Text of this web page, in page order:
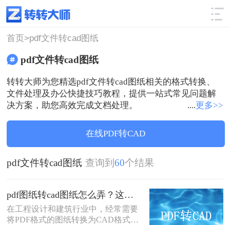
使用技巧 筛选
首页>pdf文件转cad图纸
pdf文件转cad图纸
转转大师为您精选pdf文件转cad图纸相关的格式转换、
文件处理及办公快捷技巧教程，提供一站式常见问题解
决方案，助您高效完成文档处理。
....更多>>
在线PDF转CAD
pdf文件转cad图纸 查询到60个结果
pdf图纸转cad图纸怎么弄？这三种方法不容错过！
在工程设计和建筑行业中，经常需要
将PDF格式的图纸转换为CAD格式，